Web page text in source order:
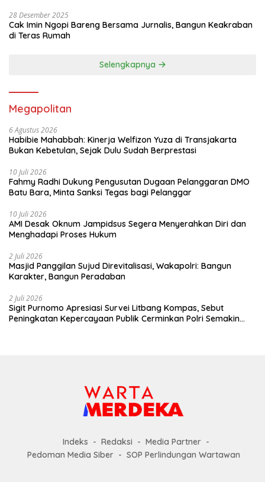
28 Desember 2025
Cak Imin Ngopi Bareng Bersama Jurnalis, Bangun Keakraban
di Teras Rumah
Selengkapnya
Megapolitan
6 Agustus 2026
Habibie Mahabbah: Kinerja Welfizon Yuza di Transjakarta
Bukan Kebetulan, Sejak Dulu Sudah Berprestasi
10 Juli 2026
Fahmy Radhi Dukung Pengusutan Dugaan Pelanggaran DMO
Batu Bara, Minta Sanksi Tegas bagi Pelanggar
10 Juli 2026
AMI Desak Oknum Jampidsus Segera Menyerahkan Diri dan
Menghadapi Proses Hukum
2 Juli 2026
Masjid Panggilan Sujud Direvitalisasi, Wakapolri: Bangun
Karakter, Bangun Peradaban
2 Juli 2026
Sigit Purnomo Apresiasi Survei Litbang Kompas, Sebut
Peningkatan Kepercayaan Publik Cerminkan Polri Semakin
Indeks Redaksi
Media Partner
Pedoman Media Siber
SOP Perlindungan Wartawan